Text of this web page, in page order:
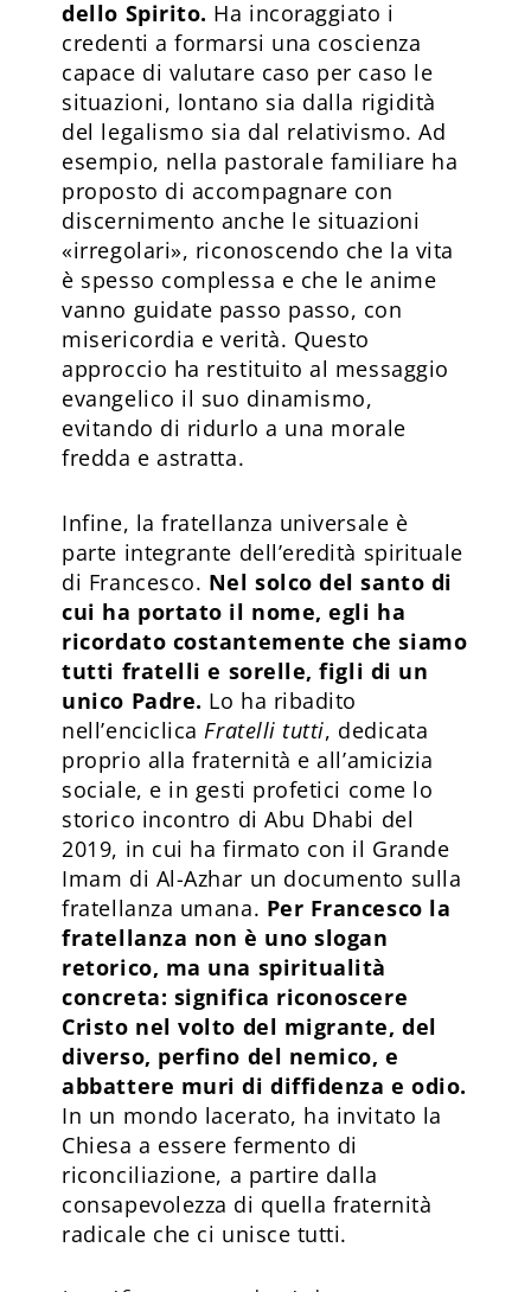
dello Spirito. Ha incoraggiato i
credenti a formarsi una coscienza
capace di valutare caso per caso le
situazioni, lontano sia dalla rigidità
del legalismo sia dal relativismo. Ad
esempio, nella pastorale familiare ha
proposto di accompagnare con
discernimento anche le situazioni
«irregolari», riconoscendo che la vita
è spesso complessa e che le anime
vanno guidate passo passo, con
misericordia e verità. Questo
approccio ha restituito al messaggio
evangelico il suo dinamismo,
evitando di ridurlo a una morale
fredda e astratta.
Infine, la fratellanza universale è
parte integrante dell’eredità spirituale
di Francesco. Nel solco del santo di
cui ha portato il nome, egli ha
ricordato costantemente che siamo
tutti fratelli e sorelle, figli di un
unico Padre. Lo ha ribadito
nell’enciclica Fratelli tutti, dedicata
proprio alla fraternità e all’amicizia
sociale, e in gesti profetici come lo
storico incontro di Abu Dhabi del
2019, in cui ha firmato con il Grande
Imam di Al-Azhar un documento sulla
fratellanza umana. Per Francesco la
fratellanza non è uno slogan
retorico, ma una spiritualità
concreta: significa riconoscere
Cristo nel volto del migrante, del
diverso, perfino del nemico, e
abbattere muri di diffidenza e odio.
In un mondo lacerato, ha invitato la
Chiesa a essere fermento di
riconciliazione, a partire dalla
consapevolezza di quella fraternità
radicale che ci unisce tutti.